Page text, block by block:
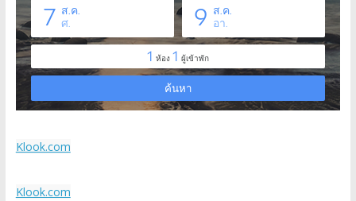
Klook.com
Klook.com